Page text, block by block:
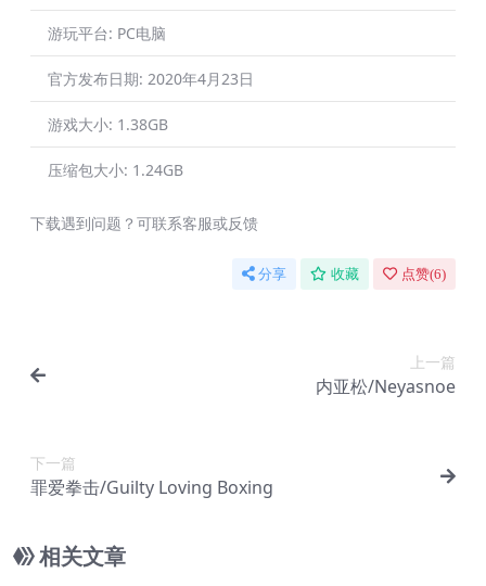
游玩平台: PC电脑
官方发布日期: 2020年4月23日
游戏大小: 1.38GB
压缩包大小: 1.24GB
下载遇到问题？可联系客服或反馈
分享 收藏 点赞(6)
上一篇
内亚松/Neyasnoe
下一篇
罪爱拳击/Guilty Loving Boxing
相关文章